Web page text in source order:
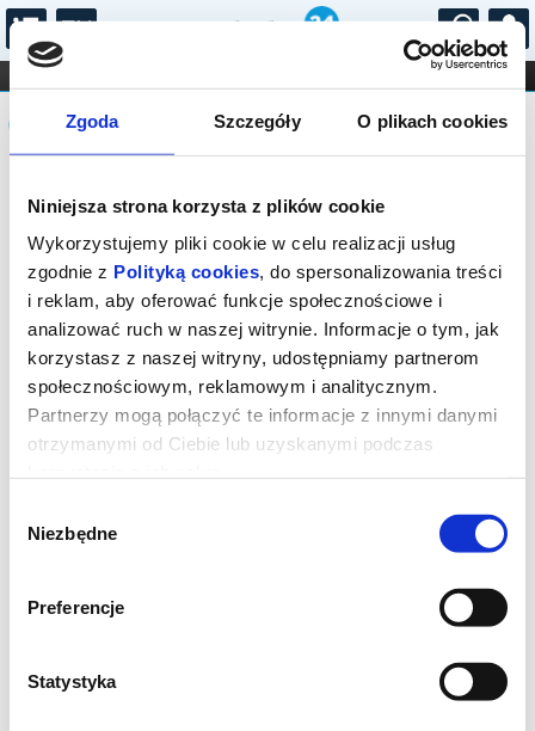
Zgoda Szczegóły O plikach cookies
Niniejsza strona korzysta z plików cookie
Wykorzystujemy pliki cookie w celu realizacji usług
zgodnie z Polityką cookies, do spersonalizowania treści
i reklam, aby oferować funkcje społecznościowe i
analizować ruch w naszej witrynie. Informacje o tym, jak
korzystasz z naszej witryny, udostępniamy partnerom
społecznościowym, reklamowym i analitycznym.
Partnerzy mogą połączyć te informacje z innymi danymi
otrzymanymi od Ciebie lub uzyskanymi podczas
zgody
Niezbędne
Preferencje
Statystyka
...
FILHARMONIA OPERA I BALET
STAND-UP
DLA DZIECI
Komunikat
Sprzedaż biletów on-line na wydarzenie
została zakończona.